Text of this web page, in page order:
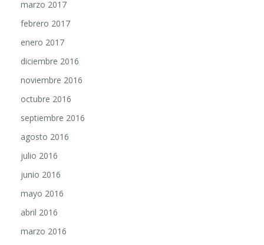
febrero 2017
enero 2017
diciembre 2016
noviembre 2016
octubre 2016
septiembre 2016
agosto 2016
julio 2016
junio 2016
mayo 2016
abril 2016
marzo 2016
febrero 2016